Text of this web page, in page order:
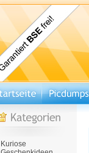
Kuriose